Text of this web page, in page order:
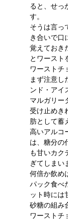
ると、せっ
す。
そうは言っ
き合いで口
覚えておき
とワースト
ワーストチ
まず注意し
ンド・アイ
マルガリー
受け止めき
肪として蓄
高いアルコ
は、糖分の
も甘いカク
ぎてしまい
何倍か飲め
パック食べ
ット時には
砂糖の組み
ワーストチ